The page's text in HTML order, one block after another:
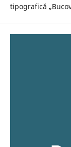
tipografică